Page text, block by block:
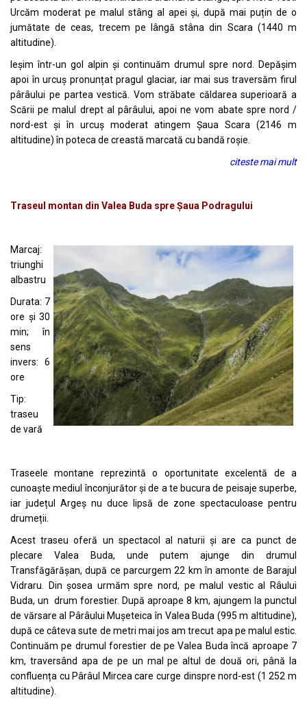
Urcăm moderat pe malul stâng al apei și, după mai puțin de o
jumătate de ceas, trecem pe lângă stâna din Scara (1440 m
altitudine).
Ieșim într-un gol alpin și continuăm drumul spre nord. Depășim
apoi în urcuș pronunțat pragul glaciar, iar mai sus traversăm firul
pârâului pe partea vestică. Vom străbate căldarea superioară a
Scării pe malul drept al pârâului, apoi ne vom abate spre nord /
nord-est și în urcuș moderat atingem Șaua Scara (2146 m
altitudine) în poteca de creastă marcată cu bandă roșie.
citeste mai mult
Traseul montan din Valea Buda spre Șaua Podragului
Marcaj:
triunghi
albastru
Durata: 7
ore și 30
min; în
sens
invers: 6
ore
Tip:
traseu
de vară
Traseele montane reprezintă o oportunitate excelentă de a
cunoaște mediul înconjurător și de a te bucura de peisaje superbe,
iar județul Argeș nu duce lipsă de zone spectaculoase pentru
drumeții.
Acest traseu oferă un spectacol al naturii și are ca punct de
plecare Valea Buda, unde putem ajunge din drumul
Transfăgărășan, după ce parcurgem 22 km în amonte de Barajul
Vidraru. Din șosea urmăm spre nord, pe malul vestic al Râului
Buda, un drum forestier. După aproape 8 km, ajungem la punctul
de vărsare al Pârâului Mușeteica în Valea Buda (995 m altitudine),
după ce câteva sute de metri mai jos am trecut apa pe malul estic.
Continuăm pe drumul forestier de pe Valea Buda încă aproape 7
km, traversând apa de pe un mal pe altul de două ori, până la
confluența cu Pârâul Mircea care curge dinspre nord-est (1 252 m
altitudine).